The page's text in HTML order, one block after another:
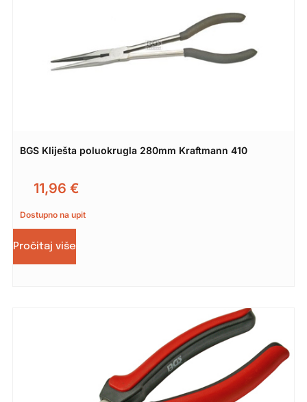
BGS Kliješta poluokrugla 280mm Kraftmann 410
11,96 €
Dostupno na upit
Pročitaj više